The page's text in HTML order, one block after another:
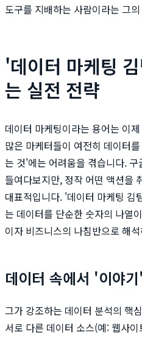
도구를 지배하는 사람이라는 그
'데이터 마케팅
는 실전 전략
데이터 마케팅이라는 용어는 이
많은 마케터들이 여전히 데이터
는 것'에는 어려움을 겪습니다.
들여다보지만, 정작 어떤 액션을
대표적입니다. '데이터 마케팅 김
는 데이터를 단순한 숫자의 나열
이자 비즈니스의 나침반으로 해
데이터 속에서 '이야
그가 강조하는 데이터 분석의 핵
서로 다른 데이터 소스(예: 웹사